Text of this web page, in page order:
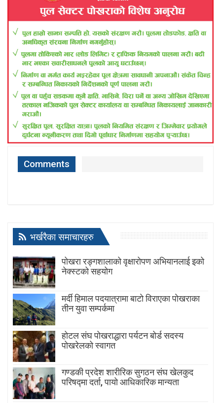
Comments
भर्खरैका समाचारहरु
पोखरा रङ्गशालाको वृक्षारोपण अभियानलाई इको
नेक्स्टको सहयोग
मर्दी हिमाल पदयात्रामा बाटाे विराएका पाेखराका
तीन युवा सम्पर्कमा
होटल संघ पोखराद्धारा पर्यटन बोर्ड सदस्य
पोखरेलको स्वागत
गण्डकी प्रदेश शारीरिक सुगठन संघ खेलकुद
परिषद्मा दर्ता, पायाे आधिकारिक मान्यता